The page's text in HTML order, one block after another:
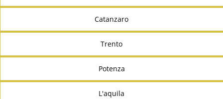
Catanzaro
Trento
Potenza
L'aquila